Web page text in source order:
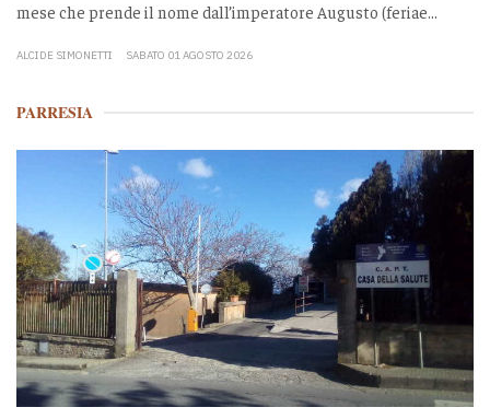
mese che prende il nome dall’imperatore Augusto (feriae...
ALCIDE SIMONETTI SABATO 01 AGOSTO 2026
PARRESIA